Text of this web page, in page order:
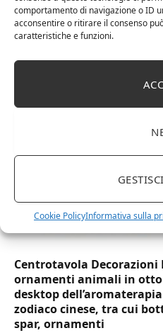
comportamento di navigazione o ID
acconsentire o ritirare il consenso
caratteristiche e funzioni.
Cookie PolicyInformativa sulla
DOT Horeca Solutions
trasparenti monouso 350
birra cocktail drink
Centrotavola Decorazioni
ornamenti animali in
desktop
zodiaco cinese, tra cui
spar, ornamenti